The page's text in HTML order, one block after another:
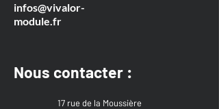
infos@vivalor-
module.fr
Nous contacter :
17 rue de la Moussière